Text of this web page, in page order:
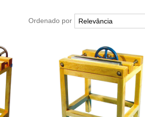
Ordenado por